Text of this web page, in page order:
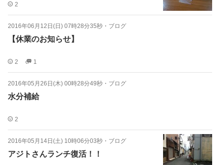
2
2016年06月12日(日) 07時28分35秒 ・ ブログ
【休業のお知らせ】
2 1
2016年05月26日(木) 00時28分49秒 ・ ブログ
水分補給
2
2016年05月14日(土) 10時06分03秒 ・ ブログ
アジトさんランチ復活！！